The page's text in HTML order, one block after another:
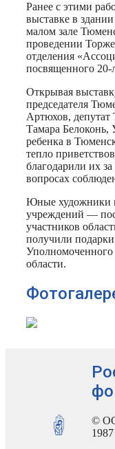
Ранее с этими
выставке в
малом зале
проведении
отделения
посвященного
Открывая
председателя
Артюхов,
Тамара
ребенка в
тепло
благодарили их
вопросах
Юные художники
учреждений —
участников
получили
области.
©